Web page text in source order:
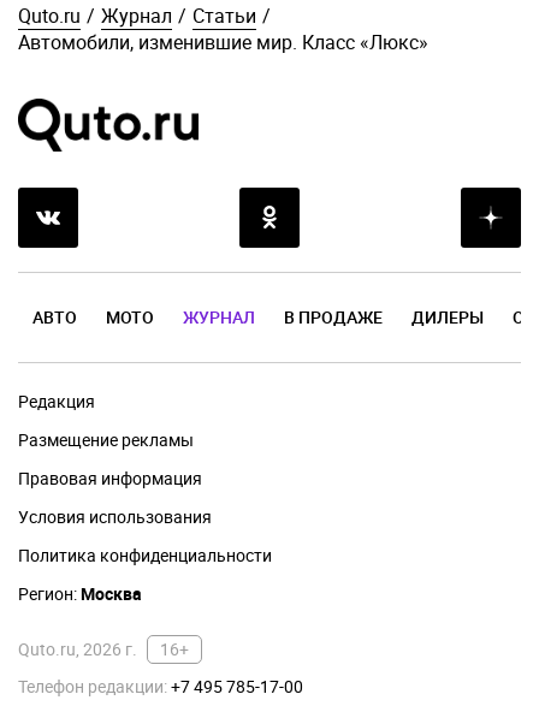
Quto.ru / Журнал / Статьи /
Автомобили, изменившие мир. Класс «Люкс»
АВТО МОТО ЖУРНАЛ В ПРОДАЖЕ ДИЛЕРЫ
Редакция
Размещение рекламы
Правовая информация
Условия использования
Политика конфиденциальности
Регион:Москва
Quto.ru, 2026 г.
16+
Телефон редакции:+7 495 785-17-00